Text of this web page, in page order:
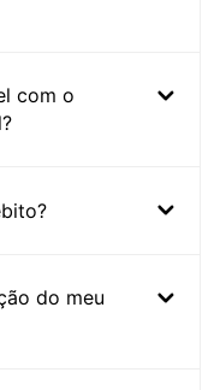
com o
do meu